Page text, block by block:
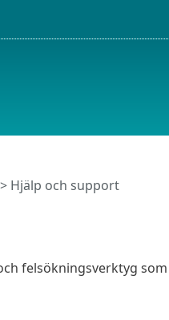
Hjälp och support
felsökningsverktyg som